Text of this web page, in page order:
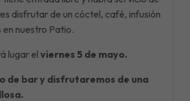
disfrutar de un cóctel, café, infusión
en nuestro Patio.
lugar el viernes 5 de mayo.
de bar y disfrutaremos de una